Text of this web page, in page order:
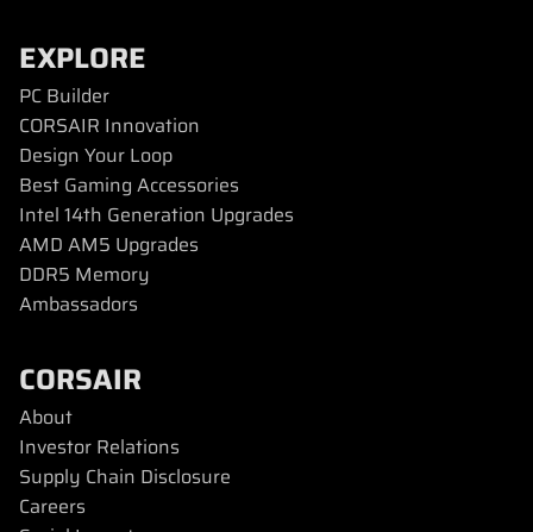
EXPLORE
PC Builder
CORSAIR Innovation
Design Your Loop
Best Gaming Accessories
Intel 14th Generation Upgrades
AMD AM5 Upgrades
DDR5 Memory
Ambassadors
CORSAIR
About
Investor Relations
Supply Chain Disclosure
Careers